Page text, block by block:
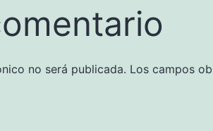
no será publicada. Los campos